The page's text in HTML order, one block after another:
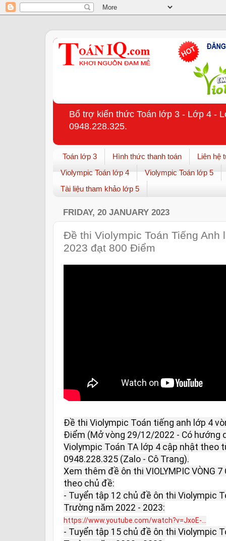
Bổ trợ kiến thức Toán lớp 3 - Lớp 4 -
0948.228.325.
Toán lớp 3 Hình thức thanh toán
Liên hệ
Violympic Toán lớp 4
Violympic Toán lớp 5
Tài liệu tham khảo lớp 5
FRIDAY, 20 JANUARY 2023
Đề thi Violympic Toán Tiếng Anh
2023 đạt 800 Điểm
Đề thi Violympic Toán tiếng anh lớp 4
Điểm (Mở vòng 29/12/2022 - Có hướng
Violympic Toán TA lớp 4 cập nhật theo
0948.228.325 (Zalo - Cô Trang).
Xem thêm đề ôn thi VIOLYMPIC VÒNG
theo chủ đề:
- Tuyển tập 12 chủ đề ôn thi Violympic
https://www.youtube.com/watch?v=JxoE-...
- Tuyển tập 15 chủ đề ôn thi Violympic